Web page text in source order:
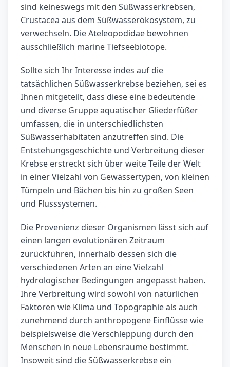
sind keineswegs mit den Süßwasserkrebsen,
Crustacea aus dem Süßwasserökosystem, zu
verwechseln. Die Ateleopodidae bewohnen
ausschließlich marine Tiefseebiotope.
Sollte sich Ihr Interesse indes auf die
tatsächlichen Süßwasserkrebse beziehen, sei es
Ihnen mitgeteilt, dass diese eine bedeutende
und diverse Gruppe aquatischer Gliederfüßer
umfassen, die in unterschiedlichsten
Süßwasserhabitaten anzutreffen sind. Die
Entstehungsgeschichte und Verbreitung dieser
Krebse erstreckt sich über weite Teile der Welt
in einer Vielzahl von Gewässertypen, von kleinen
Tümpeln und Bächen bis hin zu großen Seen
und Flusssystemen.
Die Provenienz dieser Organismen lässt sich auf
einen langen evolutionären Zeitraum
zurückführen, innerhalb dessen sich die
verschiedenen Arten an eine Vielzahl
hydrologischer Bedingungen angepasst haben.
Ihre Verbreitung wird sowohl von natürlichen
Faktoren wie Klima und Topographie als auch
zunehmend durch anthropogene Einflüsse wie
beispielsweise die Verschleppung durch den
Menschen in neue Lebensräume bestimmt.
Insoweit sind die Süßwasserkrebse ein